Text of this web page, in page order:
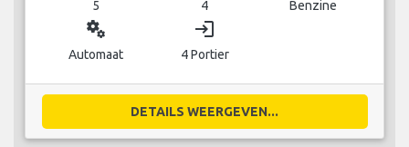
5 4 Benzine
miscellaneous_services
Automaat
login
4 Portier
DETAILS WEERGEVEN...